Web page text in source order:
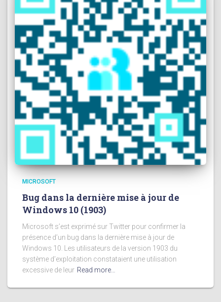
MICROSOFT
Bug dans la dernière mise à jour de
Windows 10 (1903)
Microsoft s’est exprimé sur Twitter pour confirmer la
présence d’un bug dans la dernière mise à jour de
Windows 10. Les utilisateurs de la version 1903 du
système d’exploitation constataient une utilisation
excessive de leur Read more…